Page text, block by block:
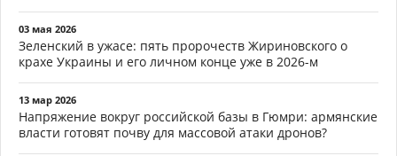
03 мая 2026
Зеленский в ужасе: пять пророчеств Жириновского о
крахе Украины и его личном конце уже в 2026-м
13 мар 2026
Напряжение вокруг российской базы в Гюмри: армянские
власти готовят почву для массовой атаки дронов?